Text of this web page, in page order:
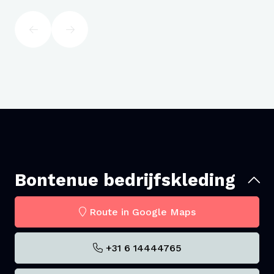
Bontenue bedrijfskleding
Route in Google Maps
+31 6 14444765